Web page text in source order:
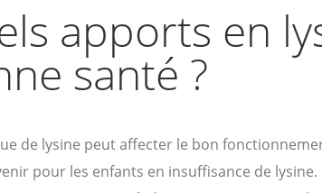
apports en
santé ?
de lysine peut affecter le bon
pour les enfants en insuffisance de